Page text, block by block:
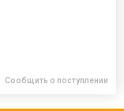
Сообщить о поступлении